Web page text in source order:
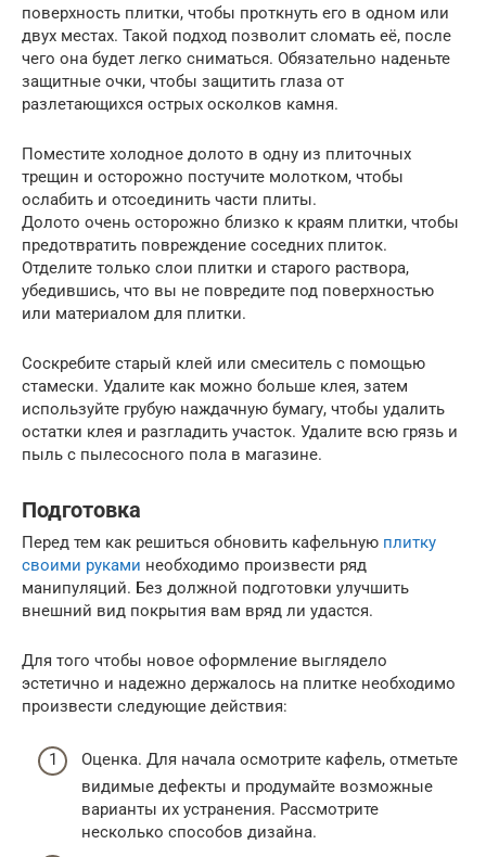
поверхность плитки, чтобы проткнуть его в одном или
двух местах. Такой подход позволит сломать её, после
чего она будет легко сниматься. Обязательно наденьте
защитные очки, чтобы защитить глаза от
разлетающихся острых осколков камня.
Поместите холодное долото в одну из плиточных
трещин и осторожно постучите молотком, чтобы
ослабить и отсоединить части плиты.
Долото очень осторожно близко к краям плитки, чтобы
предотвратить повреждение соседних плиток.
Отделите только слои плитки и старого раствора,
убедившись, что вы не повредите под поверхностью
или материалом для плитки.
Соскребите старый клей или смеситель с помощью
стамески. Удалите как можно больше клея, затем
используйте грубую наждачную бумагу, чтобы удалить
остатки клея и разгладить участок. Удалите всю грязь и
пыль с пылесосного пола в магазине.
Подготовка
Перед тем как решиться обновить кафельную плитку
своими руками необходимо произвести ряд
манипуляций. Без должной подготовки улучшить
внешний вид покрытия вам вряд ли удастся.
Для того чтобы новое оформление выглядело
эстетично и надежно держалось на плитке необходимо
произвести следующие действия:
Оценка. Для начала осмотрите кафель, отметьте
видимые дефекты и продумайте возможные
варианты их устранения. Рассмотрите
несколько способов дизайна.